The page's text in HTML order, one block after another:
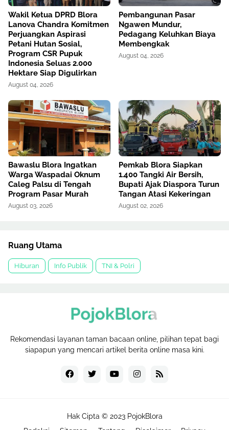
Wakil Ketua DPRD Blora
Lanova Chandra Komitmen
Perjuangkan Aspirasi
Petani Hutan Sosial,
Program CSR Pupuk
Indonesia Seluas 2.000
Hektare Siap Digulirkan
August 04, 2026
Pembangunan Pasar
Ngawen Mundur,
Pedagang Keluhkan Biaya
Membengkak
August 04, 2026
Bawaslu Blora Ingatkan
Warga Waspadai Oknum
Caleg Palsu di Tengah
Program Pasar Murah
August 03, 2026
Pemkab Blora Siapkan
1.400 Tangki Air Bersih,
Bupati Ajak Diaspora Turun
Tangan Atasi Kekeringan
August 02, 2026
Ruang Utama
Hiburan Info Publik TNI & Polri
Rekomendasi layanan taman bacaan online, pilihan tepat bagi
siapapun yang mencari artikel berita online masa kini.
Hak Cipta © 2023 PojokBlora